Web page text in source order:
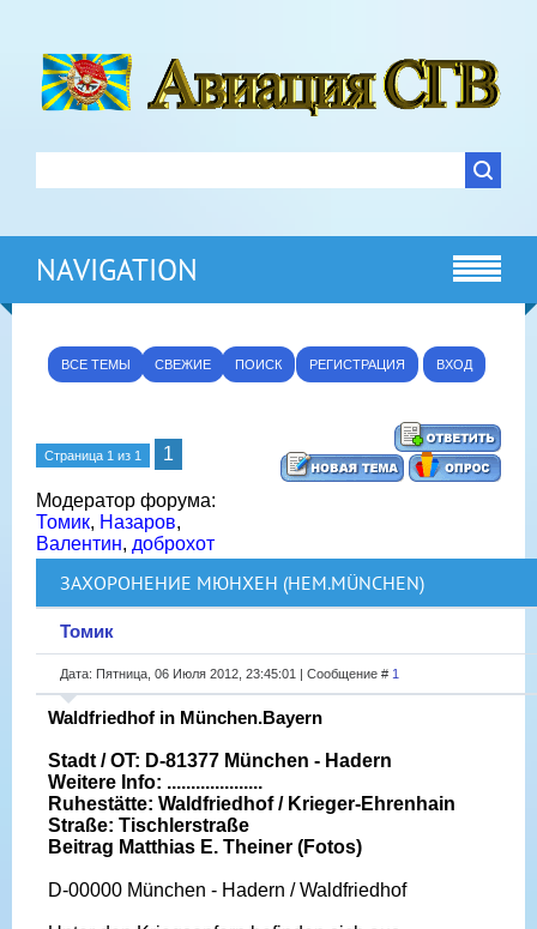
NAVIGATION
ВСЕ ТЕМЫ СВЕЖИЕ ПОИСК РЕГИСТРАЦИЯ ВХОД
Страница 1 из 1 1
Модератор форума:
Томик, Назаров,
Валентин, доброхот
ЗАХОРОНЕНИЕ МЮНХЕН (НЕМ.MÜNCHEN)
Томик
Дата: Пятница, 06 Июля 2012, 23:45:01 | Сообщение # 1
Waldfriedhof in München.Bayern
Stadt / OT: D-81377 München - Hadern
Weitere Info: ....................
Ruhestätte: Waldfriedhof / Krieger-Ehrenhain
Straße: Tischlerstraße
Beitrag Matthias E. Theiner (Fotos)
D-00000 München - Hadern / Waldfriedhof